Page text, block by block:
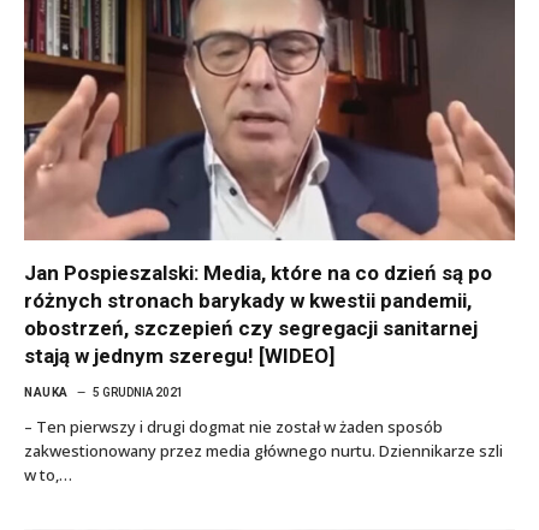
Jan Pospieszalski: Media, które na co dzień są po
różnych stronach barykady w kwestii pandemii,
obostrzeń, szczepień czy segregacji sanitarnej
stają w jednym szeregu! [WIDEO]
NAUKA 5 GRUDNIA 2021
– Ten pierwszy i drugi dogmat nie został w żaden sposób
zakwestionowany przez media głównego nurtu. Dziennikarze szli
w to,…